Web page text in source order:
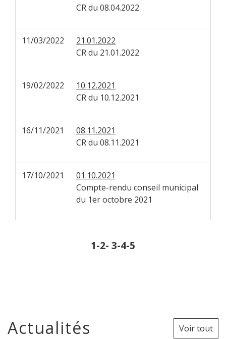
CR du 08.04.2022
11/03/2022
21.01.2022
CR du 21.01.2022
19/02/2022
10.12.2021
CR du 10.12.2021
16/11/2021
08.11.2021
CR du 08.11.2021
17/10/2021
01.10.2021
Compte-rendu conseil municipal
du 1er octobre 2021
1-2- 3-4-5
Actualités Voir tout